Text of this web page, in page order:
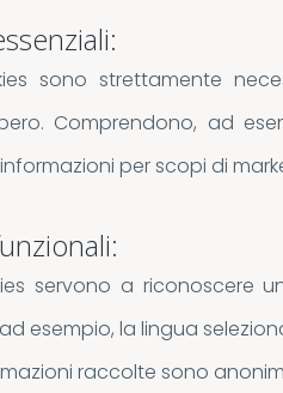
sono strettamente
Comprendono, ad
per scopi di
servono a riconoscere
esempio, la lingua
raccolte sono